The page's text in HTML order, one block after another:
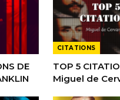
DE
CITATIONS
TOP 5
Miguel de